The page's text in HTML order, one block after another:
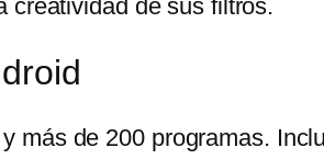
creatividad de sus filtros.
más de 200 programas.